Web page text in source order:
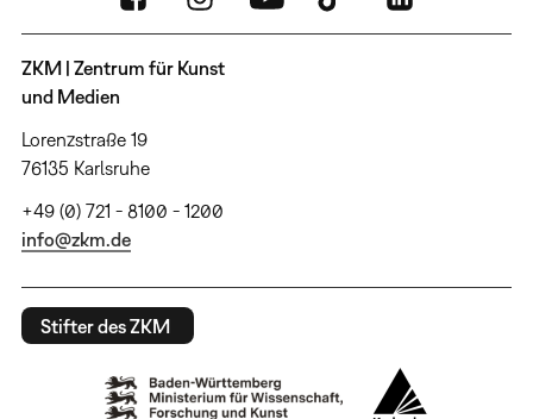
ZKM | Zentrum für Kunst
und Medien
Lorenzstraße 19
76135 Karlsruhe
+49 (0) 721 - 8100 - 1200
info@zkm.de
Stifter des ZKM